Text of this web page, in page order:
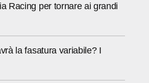
Racing per tornare ai grandi
la fasatura variabile? I